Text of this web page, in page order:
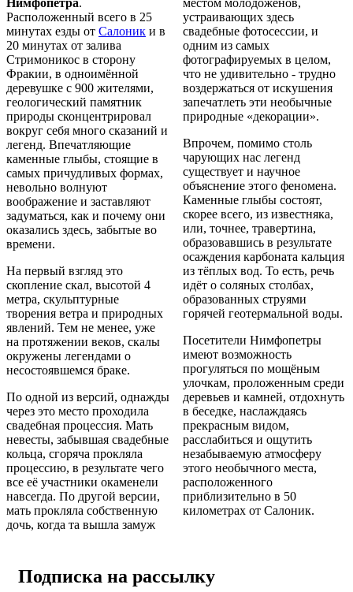
Нимфопетра.
Расположенный всего в 25
минутах езды от Салоник и в
20 минутах от залива
Стримоникос в сторону
Фракии, в одноимённой
деревушке с 900 жителями,
геологический памятник
природы сконцентрировал
вокруг себя много сказаний и
легенд. Впечатляющие
каменные глыбы, стоящие в
самых причудливых формах,
невольно волнуют
воображение и заставляют
задуматься, как и почему они
оказались здесь, забытые во
времени.
На первый взгляд это
скопление скал, высотой 4
метра, скульптурные
творения ветра и природных
явлений. Тем не менее, уже
на протяжении веков, скалы
окружены легендами о
несостоявшемся браке.
По одной из версий, однажды
через это место проходила
свадебная процессия. Мать
невесты, забывшая свадебные
кольца, сгоряча прокляла
процессию, в результате чего
все её участники окаменели
навсегда. По другой версии,
мать прокляла собственную
дочь, когда та вышла замуж
местом молодожёнов,
устраивающих здесь
свадебные фотосессии, и
одним из самых
фотографируемых в целом,
что не удивительно - трудно
воздержаться от искушения
запечатлеть эти необычные
природные «декорации».
Впрочем, помимо столь
чарующих нас легенд
существует и научное
объяснение этого феномена.
Каменные глыбы состоят,
скорее всего, из известняка,
или, точнее, травертина,
образовавшись в результате
осаждения карбоната кальция
из тёплых вод. То есть, речь
идёт о соляных столбах,
образованных струями
горячей геотермальной воды.
Посетители Нимфопетры
имеют возможность
прогуляться по мощёным
улочкам, проложенным среди
деревьев и камней, отдохнуть
в беседке, наслаждаясь
прекрасным видом,
расслабиться и ощутить
незабываемую атмосферу
этого необычного места,
расположенного
приблизительно в 50
километрах от Салоник.
Подписка на рассылку